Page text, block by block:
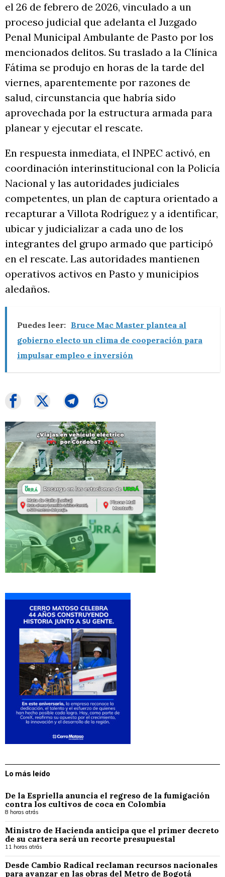
el 26 de febrero de 2026, vinculado a un
proceso judicial que adelanta el Juzgado
Penal Municipal Ambulante de Pasto por los
mencionados delitos. Su traslado a la Clínica
Fátima se produjo en horas de la tarde del
viernes, aparentemente por razones de
salud, circunstancia que habría sido
aprovechada por la estructura armada para
planear y ejecutar el rescate.
En respuesta inmediata, el INPEC activó, en
coordinación interinstitucional con la Policía
Nacional y las autoridades judiciales
competentes, un plan de captura orientado a
recapturar a Villota Rodríguez y a identificar,
ubicar y judicializar a cada uno de los
integrantes del grupo armado que participó
en el rescate. Las autoridades mantienen
operativos activos en Pasto y municipios
aledaños.
Puedes leer: Bruce Mac Master plantea al
gobierno electo un clima de cooperación para
impulsar empleo e inversión
Lo más leído
De la Espriella anuncia el regreso de la fumigación
contra los cultivos de coca en Colombia
8 horas atrás
Ministro de Hacienda anticipa que el primer decreto
de su cartera será un recorte presupuestal
11 horas atrás
Desde Cambio Radical reclaman recursos nacionales
para avanzar en las obras del Metro de Bogotá